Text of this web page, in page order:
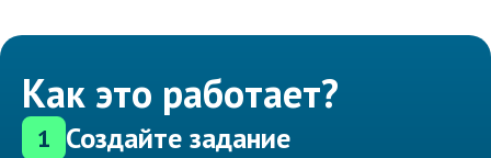
Как это работает?
1 Создайте задание